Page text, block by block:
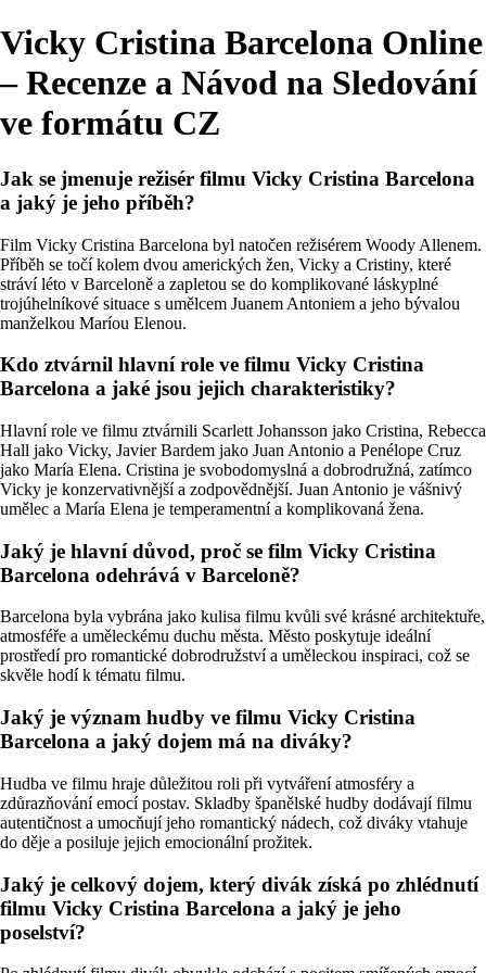
Vicky Cristina Barcelona Online
– Recenze a Návod na Sledování
ve formátu CZ
Jak se jmenuje režisér filmu Vicky Cristina Barcelona
a jaký je jeho příběh?
Film Vicky Cristina Barcelona byl natočen režisérem Woody Allenem.
Příběh se točí kolem dvou amerických žen, Vicky a Cristiny, které
stráví léto v Barceloně a zapletou se do komplikované láskyplné
trojúhelníkové situace s umělcem Juanem Antoniem a jeho bývalou
manželkou Maríou Elenou.
Kdo ztvárnil hlavní role ve filmu Vicky Cristina
Barcelona a jaké jsou jejich charakteristiky?
Hlavní role ve filmu ztvárnili Scarlett Johansson jako Cristina, Rebecca
Hall jako Vicky, Javier Bardem jako Juan Antonio a Penélope Cruz
jako María Elena. Cristina je svobodomyslná a dobrodružná, zatímco
Vicky je konzervativnější a zodpovědnější. Juan Antonio je vášnivý
umělec a María Elena je temperamentní a komplikovaná žena.
Jaký je hlavní důvod, proč se film Vicky Cristina
Barcelona odehrává v Barceloně?
Barcelona byla vybrána jako kulisa filmu kvůli své krásné architektuře,
atmosféře a uměleckému duchu města. Město poskytuje ideální
prostředí pro romantické dobrodružství a uměleckou inspiraci, což se
skvěle hodí k tématu filmu.
Jaký je význam hudby ve filmu Vicky Cristina
Barcelona a jaký dojem má na diváky?
Hudba ve filmu hraje důležitou roli při vytváření atmosféry a
zdůrazňování emocí postav. Skladby španělské hudby dodávají filmu
autentičnost a umocňují jeho romantický nádech, což diváky vtahuje
do děje a posiluje jejich emocionální prožitek.
Jaký je celkový dojem, který divák získá po zhlédnutí
filmu Vicky Cristina Barcelona a jaký je jeho
poselství?